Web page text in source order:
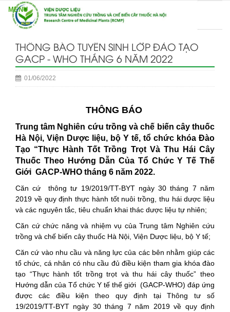
THÔNG BÁO TUYỂN SINH LỚP ĐÀO TẠO
GACP - WHO THÁNG 6 NĂM 2022
01/06/2022
THÔNG BÁO
Trung tâm Nghiên cứu trồng và chế biến cây thuốc
Hà Nội, Viện Dược liệu, bộ Y tế, tổ chức khóa Đào
Tạo “Thực Hành Tốt Trồng Trọt Và Thu Hái Cây
Thuốc Theo Hướng Dẫn Của Tổ Chức Y Tế Thế
Giới GACP-WHO tháng 6 năm 2022.
Căn cứ thông tư 19/2019/TT-BYT ngày 30 tháng 7 năm
2019 về quy định thực hành tốt nuôi trồng, thu hái dược liệu
và các nguyên tắc, tiêu chuẩn khai thác dược liệu tự nhiên;
Căn cứ chức năng và nhiệm vụ của Trung tâm Nghiên cứu
trồng và chế biến cây thuốc Hà Nội, Viện Dược liệu, bộ Y tế;
Căn cứ vào nhu cầu và năng lực của các bên nhằm giúp các
tổ chức, cá nhân có nhu cầu đủ điều kiện tham gia khóa đào
tạo “Thực hành tốt trồng trọt và thu hái cây thuốc” theo
Hướng dẫn của Tổ chức Y tế thế giới (GACP-WHO) đáp ứng
được các điều kiện theo quy định tại Thông tư số
19/2019/TT-BYT ngày 30 tháng 7 năm 2019 về quy định